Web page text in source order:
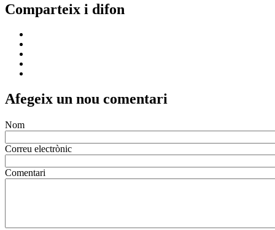
Comparteix i difon
Afegeix un nou comentari
Nom
Correu electrònic
Comentari